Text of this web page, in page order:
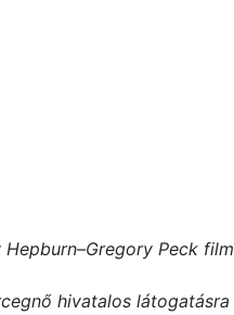
Peck film
hivatalos látogatásra